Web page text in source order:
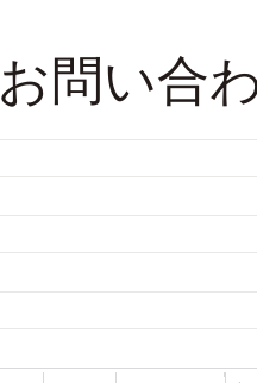
お問い合